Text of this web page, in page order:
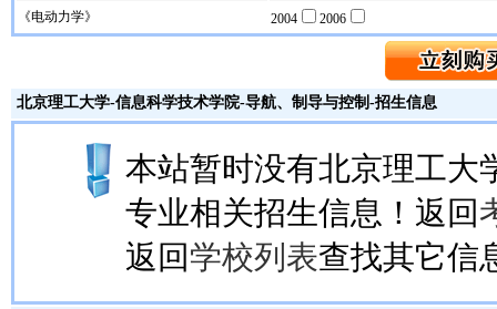
《电动力学》
2004 2006
北京理工大学-信息科学技术学院-导航、制导与控制 -招生信息
本站暂时没有北京理工大
专业相关招生信息！返回
返回学校列表查找其它信